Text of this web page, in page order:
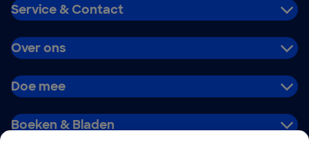
Service & Contact
Over ons
Doe mee
Boeken & Bladen